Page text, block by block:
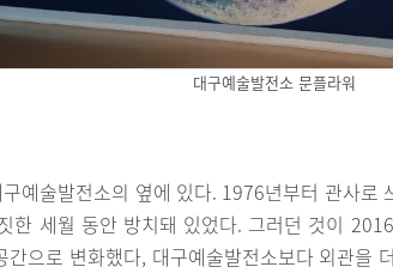
대구예술발전소 문플라워
예술발전소의 옆에 있다. 1976년부터 관사로
한 세월 동안 방치돼 있었다. 그러던 것이
간으로 변화했다, 대구예술발전소보다 외관을